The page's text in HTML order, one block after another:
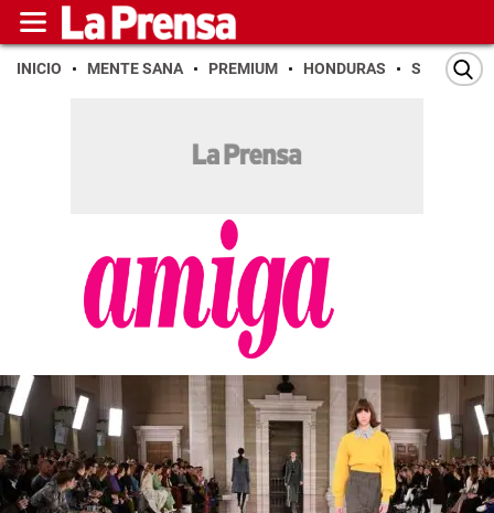
INICIO MENTE SANA PREMIUM HONDURAS SAN PEDRO